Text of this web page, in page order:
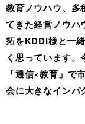
教育ノウハウ、多
てきた経営ノウハ
拓をKDDI様と一
く思っています。
「通信×教育」で
会に大きなインパ